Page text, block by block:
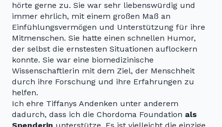
hörte gerne zu. Sie war sehr liebenswürdig und
immer ehrlich, mit einem großen Maß an
Einfühlungsvermögen und Unterstützung für ihre
Mitmenschen. Sie hatte einen schnellen Humor,
der selbst die ernstesten Situationen auflockern
konnte. Sie war eine biomedizinische
Wissenschaftlerin mit dem Ziel, der Menschheit
durch ihre Forschung und ihre Erfahrungen zu
helfen.
Ich ehre Tiffanys Andenken unter anderem
dadurch, dass ich die Chordoma Foundation als